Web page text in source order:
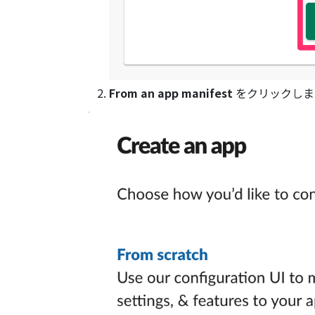
From an app manifest をクリックし